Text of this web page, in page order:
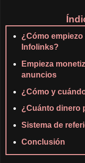
¿Cómo
Infolinks?
Empieza
anuncios
¿Cómo y
¿Cuánto dinero
Sistema de
Conclusión